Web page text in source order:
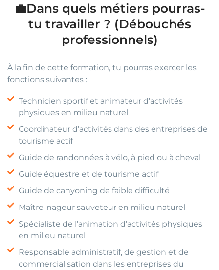
💼Dans quels métiers pourras-
tu travailler ? (Débouchés
professionnels)
À la fin de cette formation, tu pourras exercer les
fonctions suivantes :
Technicien sportif et animateur d’activités
physiques en milieu naturel
Coordinateur d’activités dans des entreprises de
tourisme actif
Guide de randonnées à vélo, à pied ou à cheval
Guide équestre et de tourisme actif
Guide de canyoning de faible difficulté
Maître-nageur sauveteur en milieu naturel
Spécialiste de l’animation d’activités physiques
en milieu naturel
Responsable administratif, de gestion et de
commercialisation dans les entreprises du